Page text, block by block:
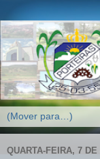
QUARTA-FEIRA, 7